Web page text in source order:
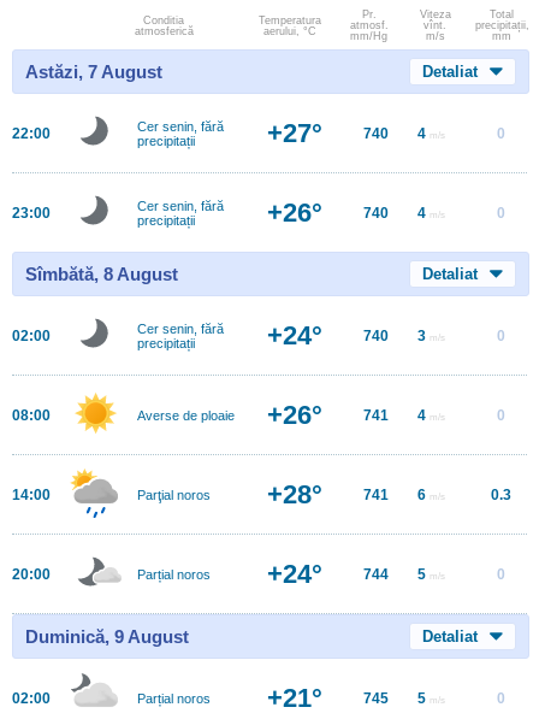
Conditia
atmosferică
Temperatura
aerului, °C
Pr.
atmosf.
mm/Hg
Viteza
vînt.
m/s
Total
precipitații,
mm
Astăzi, 7 August Detaliat
22:00
Cer senin, fără
precipitații
+27° 740 4 m/s 0
23:00
Cer senin, fără
precipitații
+26° 740 4 m/s 0
Sîmbătă, 8 August Detaliat
02:00
Cer senin, fără
precipitații
+24° 740 3 m/s 0
08:00 Averse de ploaie +26° 741 4 m/s 0
14:00 Parţial noros +28° 741 6 m/s 0.3
20:00 Parțial noros +24° 744 5 m/s 0
Duminică, 9 August Detaliat
02:00 Parțial noros +21° 745 5 m/s 0